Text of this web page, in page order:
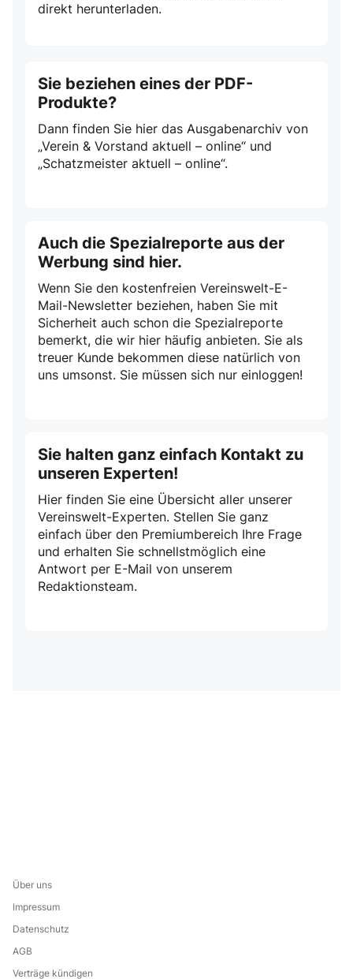
direkt herunterladen.
Sie beziehen eines der PDF-
Produkte?
Dann finden Sie hier das Ausgabenarchiv von
„Verein & Vorstand aktuell – online“ und
„Schatzmeister aktuell – online“.
Auch die Spezialreporte aus der
Werbung sind hier.
Wenn Sie den kostenfreien Vereinswelt-E-
Mail-Newsletter beziehen, haben Sie mit
Sicherheit auch schon die Spezialreporte
bemerkt, die wir hier häufig anbieten. Sie als
treuer Kunde bekommen diese natürlich von
uns umsonst. Sie müssen sich nur einloggen!
Sie halten ganz einfach Kontakt zu
unseren Experten!
Hier finden Sie eine Übersicht aller unserer
Vereinswelt-Experten. Stellen Sie ganz
einfach über den Premiumbereich Ihre Frage
und erhalten Sie schnellstmöglich eine
Antwort per E-Mail von unserem
Redaktionsteam.
Über uns
Impressum
Datenschutz
AGB
Verträge kündigen